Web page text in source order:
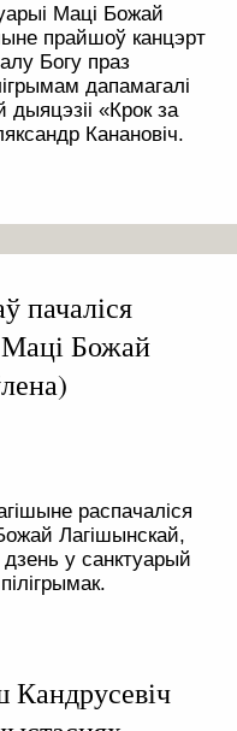
Маці Божай
прайшоў канцэрт
Богу праз
дапамагалі
«Крок за
Канановіч.
пачаліся
Маці Божай
распачаліся
Лагішынскай,
у санктуарый